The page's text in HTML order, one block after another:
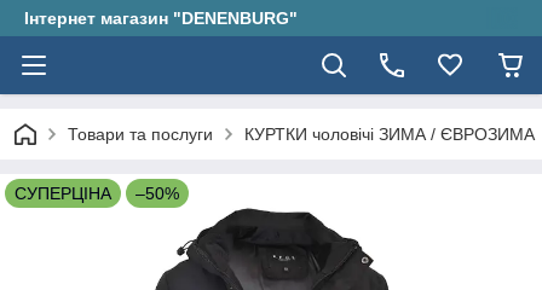
Інтернет магазин "DENENBURG"
Товари та послуги КУРТКИ чоловічі ЗИМА / ЄВРОЗИМА
СУПЕРЦІНА –50%